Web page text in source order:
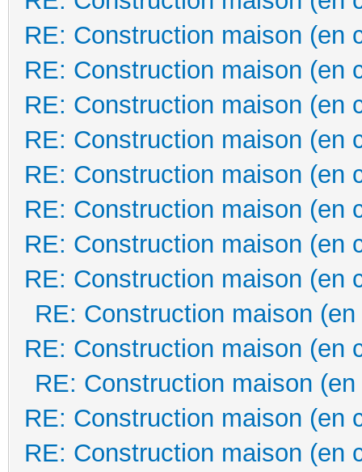
RE: Construction maison (en
RE: Construction maison (en
RE: Construction maison (en
RE: Construction maison (en
RE: Construction maison (en
RE: Construction maison (en
RE: Construction maison (en
RE: Construction maison (en
RE: Construction maison
RE: Construction maison (en
RE: Construction maison
RE: Construction maison (en
RE: Construction maison (en